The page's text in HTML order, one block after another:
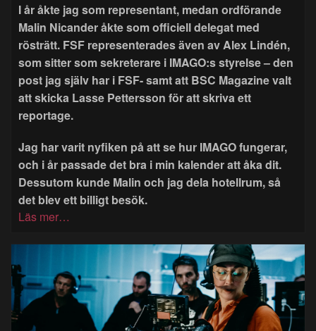
I år åkte jag som representant, medan ordförande
Malin Nicander åkte som officiell delegat med
rösträtt. FSF representerades även av Alex Lindén,
som sitter som sekreterare i IMAGO:s styrelse – den
post jag själv har i FSF- samt att BSC Magazine valt
att skicka Lasse Pettersson för att skriva ett
reportage.
Jag har varit nyfiken på att se hur IMAGO fungerar,
och i år passade det bra i min kalender att åka dit.
Dessutom kunde Malin och jag dela hotellrum, så
det blev ett billigt besök.
Läs mer…